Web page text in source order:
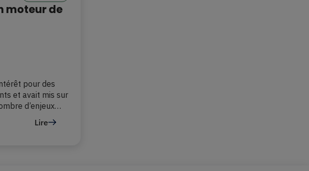
moteur de
pour des
et avait mis sur
d’enjeux
plusieurs
revirement qui
engagements
Lire